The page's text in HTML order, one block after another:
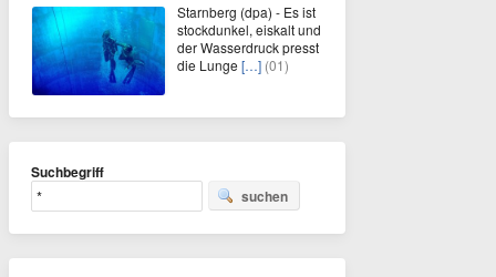
Starnberg (dpa) - Es ist
stockdunkel, eiskalt und
der Wasserdruck presst
die Lunge […] (01)
Suchbegriff
suchen